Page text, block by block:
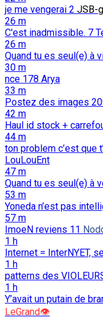
je me vengerai 2 JSB-
26 m
C'est inadmissible. 7
26 m
Quand tu es seul(e) à
30 m
nce 178 Arya
33 m
Postez des images
42 m
Haul id stock +
44 m
ton problem c’est que
LouLouEnt
47 m
Quand tu es seul(e) à
53 m
Yoneda n’est pas
57 m
ImoeN reviens 11
1 h
Internet = InterNYET,
1 h
patterns des
1 h
Y’avait un putain de
LeGrand👁️